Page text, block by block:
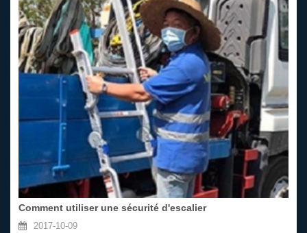
Comment utiliser une sécurité d'escalier
2017-10-09